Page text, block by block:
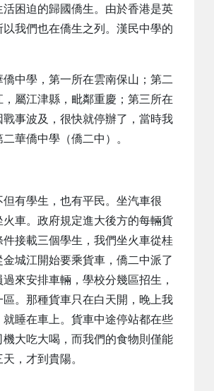
活困迫的歸國僑生。由於香港是英
以我們也在僑生之列。漢民中學的
中學，第一所在雲南保山；第二
，屬江津縣，毗鄰重慶；第三所在
戰事波及，很快就停辦了，當時我
華僑中學（僑二中）。
有學生，也有平民。坐汽車很
火車。政府規定進大後方的每輛貨
件接載三個學生，我們坐火車從桂
城江開始要乘貨車，僑二中派了
來安排車輛，學校分幾區招生，
區。那種貨車只在白天開，晚上我
就睡在車上。貨車中途停站都在些
機大吃大喝，而我們的食物則僅能
，才到貴陽。